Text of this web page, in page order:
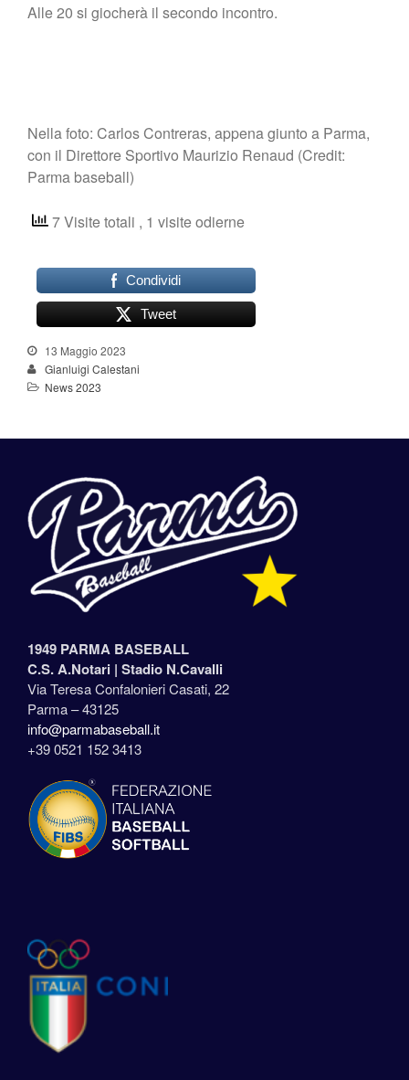
Alle 20 si giocherà il secondo incontro.
Nella foto: Carlos Contreras, appena giunto a Parma,
con il Direttore Sportivo Maurizio Renaud (Credit:
Parma baseball)
7 Visite totali , 1 visite odierne
Condividi
Tweet
13 Maggio 2023
Gianluigi Calestani
News 2023
1949 PARMA BASEBALL
C.S. A.Notari | Stadio N.Cavalli
Via Teresa Confalonieri Casati, 22
Parma – 43125
info@parmabaseball.it
+39 0521 152 3413